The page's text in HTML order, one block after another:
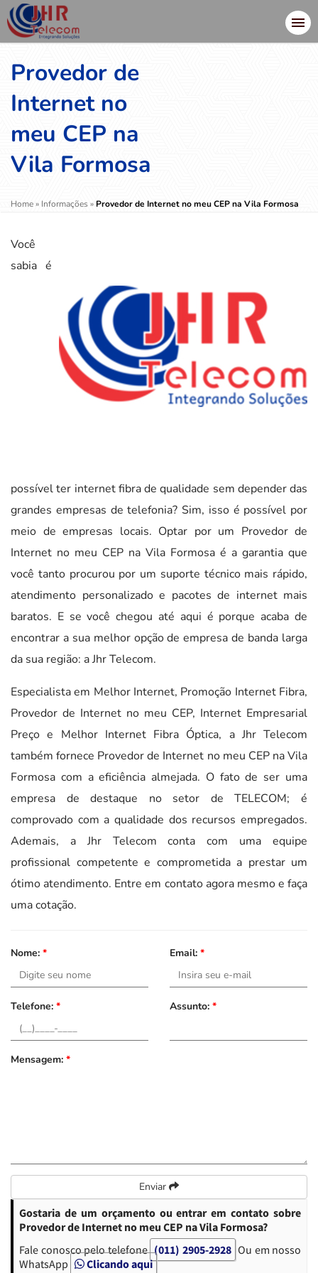
Provedor de
Internet no
meu CEP na
Vila Formosa
Home» Informações» Provedor de Internet no meu CEP na Vila Formosa
Você
sabia é
possível ter internet fibra de qualidade sem depender das
grandes empresas de telefonia? Sim, isso é possível por
meio de empresas locais. Optar por um Provedor de
Internet no meu CEP na Vila Formosa é a garantia que
você tanto procurou por um suporte técnico mais rápido,
atendimento personalizado e pacotes de internet mais
baratos. E se você chegou até aqui é porque acaba de
encontrar a sua melhor opção de empresa de banda larga
da sua região: a Jhr Telecom.
Especialista em Melhor Internet, Promoção Internet Fibra,
Provedor de Internet no meu CEP, Internet Empresarial
Preço e Melhor Internet Fibra Óptica, a Jhr Telecom
também fornece Provedor de Internet no meu CEP na Vila
Formosa com a eficiência almejada. O fato de ser uma
empresa de destaque no setor de TELECOM; é
comprovado com a qualidade dos recursos empregados.
Ademais, a Jhr Telecom conta com uma equipe
profissional competente e comprometida a prestar um
ótimo atendimento. Entre em contato agora mesmo e faça
uma cotação.
Nome: * Email: *
Telefone: * Assunto: *
Mensagem: *
Enviar
Gostaria de um orçamento ou entrar em contato sobre
Provedor de Internet no meu CEP na Vila Formosa?
Fale conosco pelo telefone (011) 2905-2928 Ou em nosso
WhatsApp
Clicando aqui